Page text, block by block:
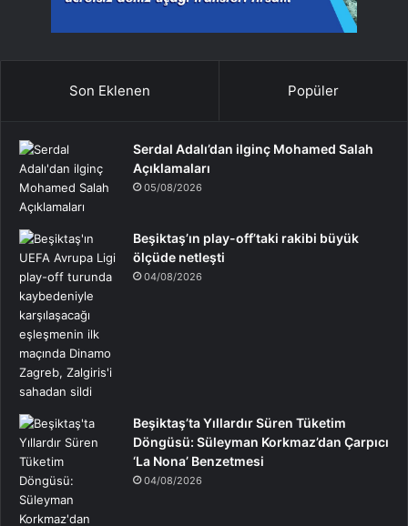
Son Eklenen Popüler
Serdal Adalı’dan ilginç Mohamed Salah
Açıklamaları
05/08/2026
Beşiktaş’ın play-off’taki rakibi büyük
ölçüde netleşti
04/08/2026
Beşiktaş’ta Yıllardır Süren Tüketim
Döngüsü: Süleyman Korkmaz’dan Çarpıcı
‘La Nona’ Benzetmesi
04/08/2026